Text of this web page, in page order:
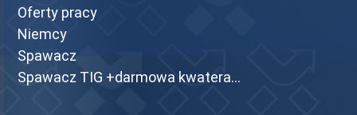
Oferty pracy
Niemcy
Spawacz
Spawacz TIG +darmowa kwatera...